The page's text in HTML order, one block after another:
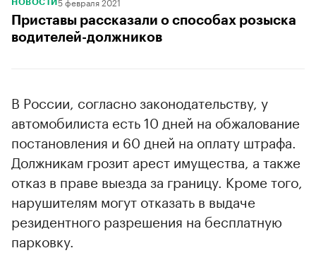
НОВОСТИ
Приставы рассказали о способах розыска
водителей-должников
В России, согласно законодательству, у
автомобилиста есть 10 дней на обжалование
постановления и 60 дней на оплату штрафа.
Должникам грозит арест имущества, а также
отказ в праве выезда за границу. Кроме того,
нарушителям могут отказать в выдаче
резидентного разрешения на бесплатную
парковку.